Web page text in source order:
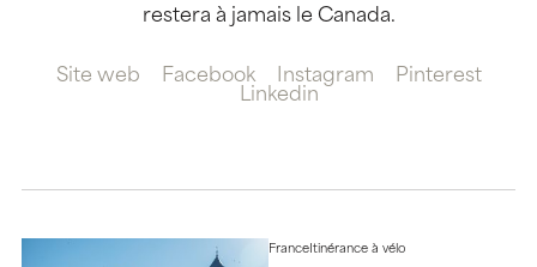
restera à jamais le Canada.
Site web Facebook Instagram
Pinterest
Linkedin
FranceItinérance à vélo